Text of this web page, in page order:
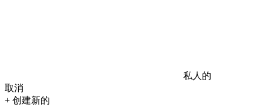
私人的
取消
+ 创建新的